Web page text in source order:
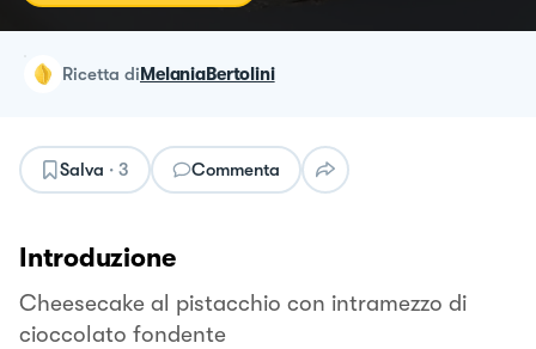
ricetta diMelaniaBertolini
Salva · 3 Commenta
Introduzione
Cheesecake al pistacchio con intramezzo di
cioccolato fondente